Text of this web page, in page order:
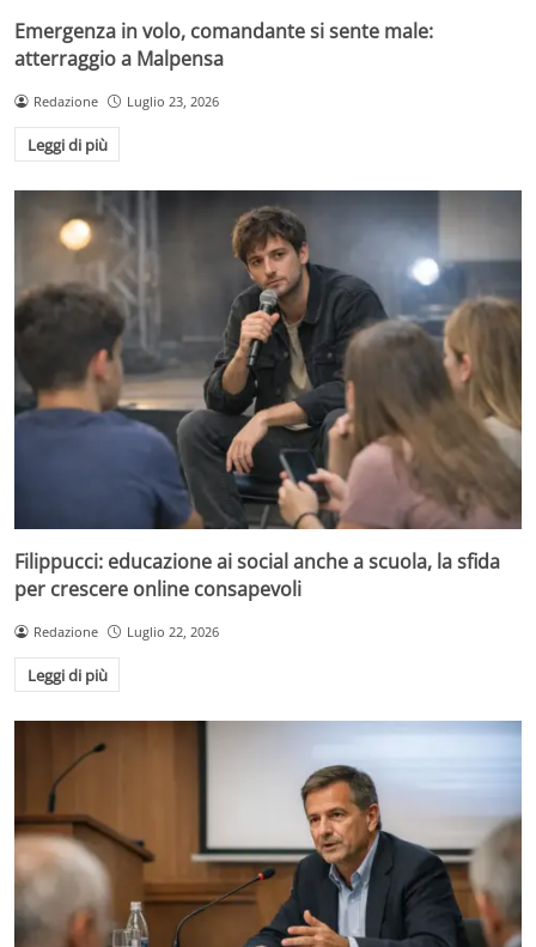
Emergenza in volo, comandante si sente male:
atterraggio a Malpensa
Redazione Luglio 23, 2026
Leggi di più
Filippucci: educazione ai social anche a scuola, la sfida
per crescere online consapevoli
Redazione Luglio 22, 2026
Leggi di più